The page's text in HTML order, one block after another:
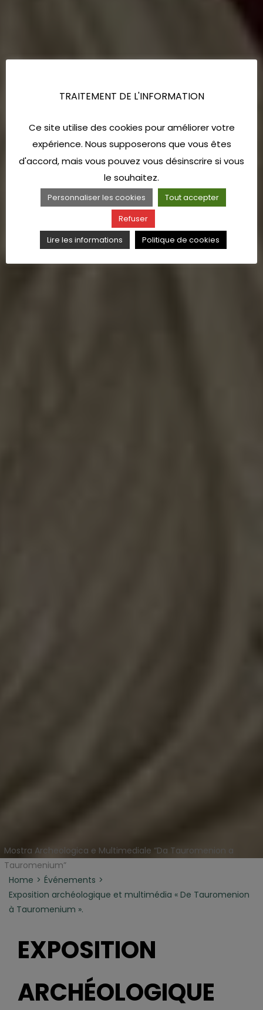
Mostra Archeologica e Multimediale “Da Tauromenion a
Tauromenium”
Home
Événements
Exposition archéologique et multimédia « De Tauromenion
à Tauromenium ».
EXPOSITION
ARCHÉOLOGIQUE
TRAITEMENT DE L'INFORMATION
Ce site utilise des cookies pour améliorer votre
expérience. Nous supposerons que vous êtes
d'accord, mais vous pouvez vous désinscrire si vous
le souhaitez.
Personnaliser les cookies
Tout accepter
Refuser
Lire les informations
Politique de cookies